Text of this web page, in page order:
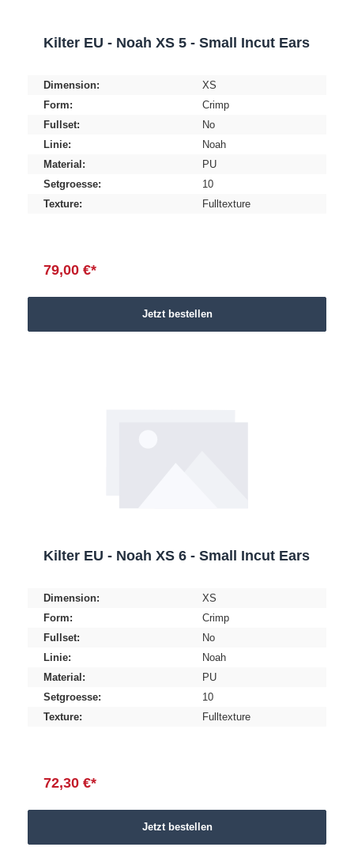
Kilter EU - Noah XS 5 - Small Incut Ears
Dimension:
XS
Form:
Crimp
Fullset:
No
Linie:
Noah
Material:
PU
Setgroesse:
10
Texture:
Fulltexture
79,00 €*
Jetzt bestellen
Kilter EU - Noah XS 6 - Small Incut Ears
Dimension:
XS
Form:
Crimp
Fullset:
No
Linie:
Noah
Material:
PU
Setgroesse:
10
Texture:
Fulltexture
72,30 €*
Jetzt bestellen